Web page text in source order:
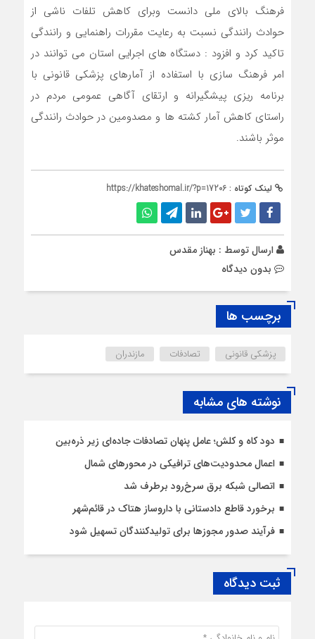
فرهنگ بالای ملی دانست وبرای کاهش تلفات ناشی از
حوادث رانندگی نسبت به رعایت مقررات راهنمایی و رانندگی
تاکید کرد و افزود : دستگاه هاي اجرايي استان مي توانند در
امر فرهنگ سازي با استفاده از آمارهاي پزشكي قانوني با
برنامه ريزي پيشگيرانه و ارتقاي آگاهي عمومي مردم در
راستاي كاهش آمار كشته ها و مصدومين در حوادث رانندگي
موثر باشند.
لینک کوتاه : https://khateshomal.ir/?p=17206
ارسال توسط : بهناز مقدس
بدون دیدگاه
برچسب ها
پزشکی قانونی تصادفات مازندران
نوشته های مشابه
دود کاه و کلش؛ عامل پنهان تصادفات جاده‌ای زیر ذره‌بین
اعمال محدودیت‌‌های ترافیکی در محورهای شمال
اتصالی شبکه برق سرخ‌رود برطرف شد
برخورد قاطع دادستانی با داروساز هتاک در قائم‌شهر
فرآیند صدور مجوزها برای تولیدکنندگان تسهیل شود
ثبت دیدگاه